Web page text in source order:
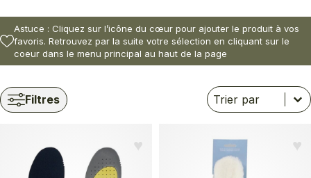
Astuce : Cliquez sur l’icône du cœur pour ajouter le produit à vos
favoris. Retrouvez par la suite votre sélection en cliquant sur le
coeur dans le menu principal au haut de la page
Filtres Trier
Trier le contenu
Trier le contenu
♥︎ ♥︎